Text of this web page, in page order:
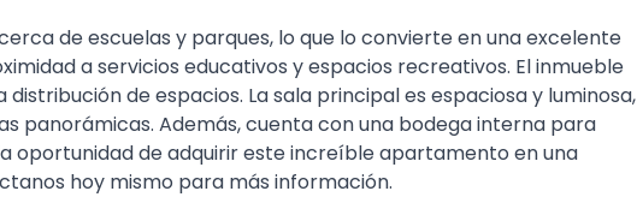
de escuelas y parques, lo que lo convierte en una excelente
a servicios educativos y espacios recreativos. El inmueble
de espacios. La sala principal es espaciosa y luminosa,
panorámicas. Además, cuenta con una bodega interna para
oportunidad de adquirir este increíble apartamento en una
hoy mismo para más información.